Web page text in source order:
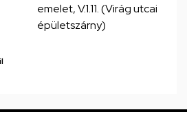
emelet, V.1.11. (Virág utcai
épületszárny)